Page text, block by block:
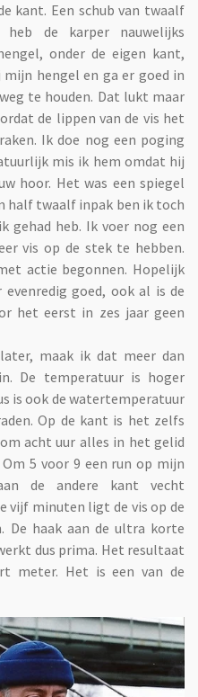
kant. Een schub van twaalf
de karper nauwelijks
onder de eigen kant,
hengel en ga er goed in
te houden. Dat lukt maar
de lippen van de vis het
Ik doe nog een poging
mis ik hem omdat hij
hoor. Het was een spiegel
half twaalf inpak ben ik toch
gehad heb. Ik voer nog een
vis op de stek te hebben.
actie begonnen. Hopelijk
goed, ook al is de
het eerst in zes jaar geen
maak ik dat meer dan
De temperatuur is hoger
is ook de watertemperatuur
Op de kant is het zelfs
acht uur alles in het gelid
5 voor 9 een run op mijn
de andere kant vecht
vijf minuten ligt de vis op de
De haak aan de ultra korte
dus prima. Het resultaat
meter. Het is een van de